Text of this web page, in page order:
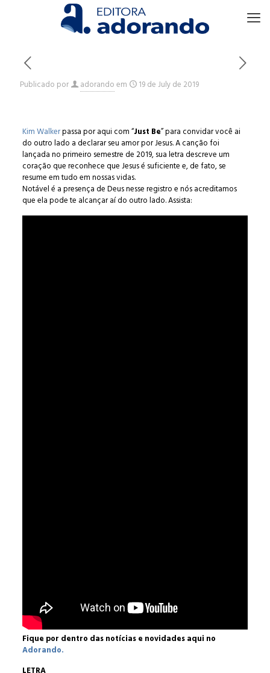
Publicado por adorandoem 19 de July de 2019
Kim Walkerpassa por aqui com “Just Be” para convidar você ai
do outro lado a declarar seu amor por Jesus. A canção foi
lançada no primeiro semestre de 2019, sua letra descreve um
coração que reconhece que Jesus é suficiente e, de fato, se
resume em tudo em nossas vidas.
Notável é a presença de Deus nesse registro e nós acreditamos
que ela pode te alcançar aí do outro lado. Assista:
Fique por dentro das notícias e novidades aqui no
Adorando.